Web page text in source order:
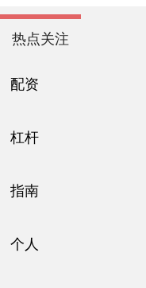
热点关注
配资
杠杆
指南
个人